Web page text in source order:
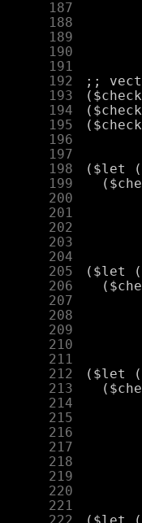
    187
    188
    189
    190
    191
    192
    193
    194
    195
    196
    197
    198
    199
    200
    201
    202
    203
    204
    205
    206
    207
    208
    209
    210
    211
    212
    213
    214
    215
    216
    217
    218
    219
    220
    221